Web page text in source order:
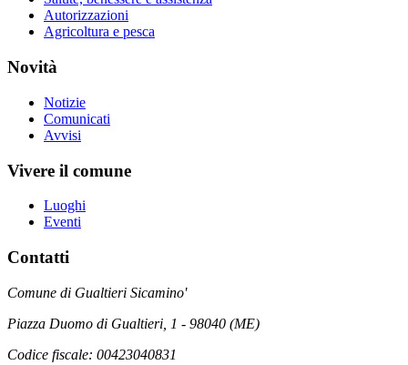
Autorizzazioni
Agricoltura e pesca
Novità
Notizie
Comunicati
Avvisi
Vivere il comune
Luoghi
Eventi
Contatti
Comune di Gualtieri Sicamino'
Piazza Duomo di Gualtieri, 1 - 98040 (ME)
Codice fiscale: 00423040831